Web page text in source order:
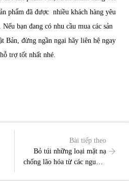
phẩm đã được nhiều khách hàng yêu
bạn đang có nhu cầu mua các sản
Bản, đừng ngần ngại hãy liên hệ ngay
trợ tốt nhất nhé.
Bài tiếp theo
Bỏ túi những loại mặt nạ
chống lão hóa từ các nguyên